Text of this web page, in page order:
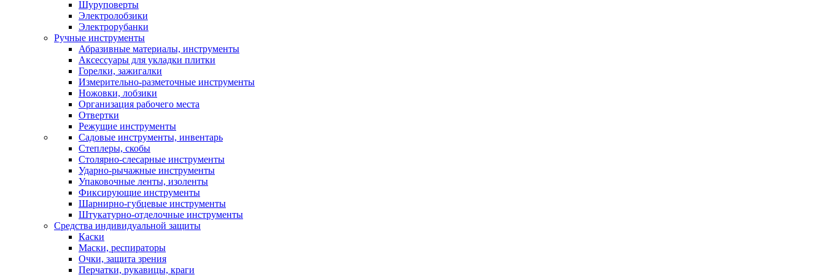
Шуруповерты
Электролобзики
Электрорубанки
Ручные инструменты
Абразивные материалы, инструменты
Аксессуары для укладки плитки
Горелки, зажигалки
Измерительно-разметочные инструменты
Ножовки, лобзики
Организация рабочего места
Отвертки
Режущие инструменты
Садовые инструменты, инвентарь
Степлеры, скобы
Столярно-слесарные инструменты
Ударно-рычажные инструменты
Упаковочные ленты, изоленты
Фиксирующие инструменты
Шарнирно-губцевые инструменты
Штукатурно-отделочные инструменты
Средства индивидуальной защиты
Каски
Маски, респираторы
Очки, защита зрения
Перчатки, рукавицы, краги